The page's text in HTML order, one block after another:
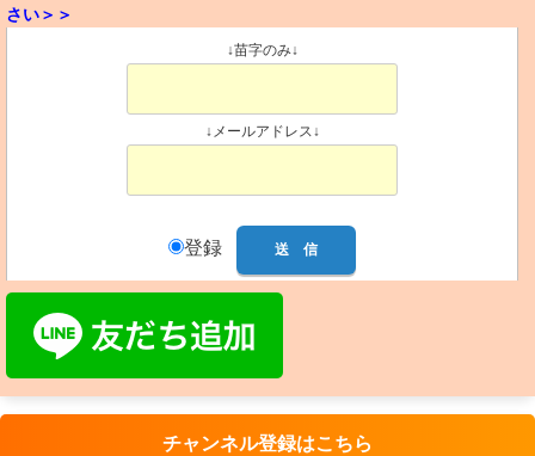
さい＞＞
↓苗字のみ↓
↓メールアドレス↓
登録
チャンネル登録はこちら